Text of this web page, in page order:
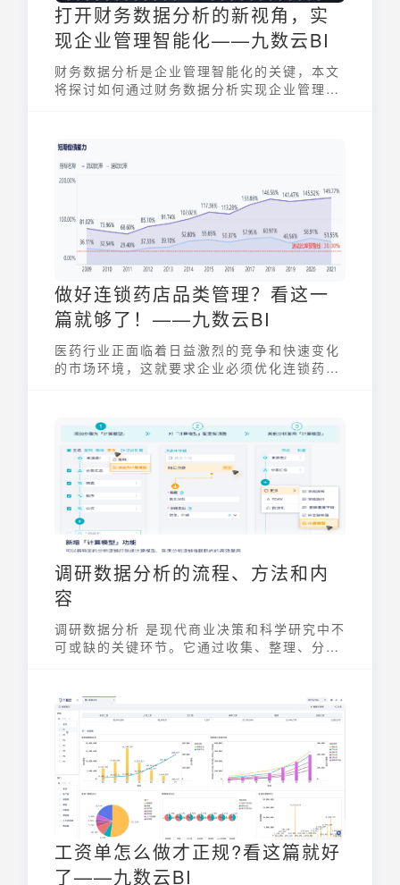
打开财务数据分析的新视角，实
现企业管理智能化——九数云BI
财务数据分析是企业管理智能化的关键，本文
将探讨如何通过财务数据分析实现企业管理的
做好连锁药店品类管理？看这一
篇就够了！——九数云BI
医药行业正面临着日益激烈的竞争和快速变化
的市场环境，这就要求企业必须优化连锁药店
调研数据分析的流程、方法和内
容
调研数据分析 是现代商业决策和科学研究中不
可或缺的关键环节。它通过收集、整理、分析
并为未来的决策提供可靠的依据。掌握 调研数
据分析 的方法和技巧，对于企业管理者、市场
营销人员、研究人员以及任何需要做出明智决
策的专业人士来说，都至关重要。
工资单怎么做才正规?看这篇就好
了——九数云BI